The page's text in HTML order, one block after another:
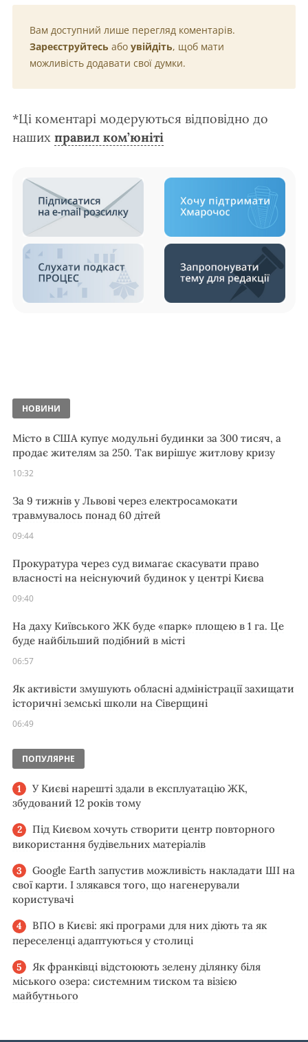
Вам доступний лише перегляд коментарів.
Зареєструйтесь або увійдіть, щоб мати
можливість додавати свої думки.
*Ці коментарі модеруються відповідно до
наших правил ком’юніті
НОВИНИ
Місто в США купує модульні будинки за 300 тисяч, а
продає жителям за 250. Так вирішує житлову кризу
10:32
За 9 тижнів у Львові через електросамокати
травмувалось понад 60 дітей
09:44
Прокуратура через суд вимагає скасувати право
власності на неіснуючий будинок у центрі Києва
09:40
На даху Київського ЖК буде «парк» площею в 1 га. Це
буде найбільший подібний в місті
06:57
Як активісти змушують обласні адміністрації захищати
історичні земські школи на Сіверщині
06:49
ПОПУЛЯРНЕ
У Києві нарешті здали в експлуатацію ЖК,
збудований 12 років тому
Під Києвом хочуть створити центр повторного
використання будівельних матеріалів
Google Earth запустив можливість накладати ШІ на
свої карти. І злякався того, що нагенерували
користувачі
ВПО в Києві: які програми для них діють та як
переселенці адаптуються у столиці
Як франківці відстоюють зелену ділянку біля
міського озера: системним тиском та візією
майбутнього